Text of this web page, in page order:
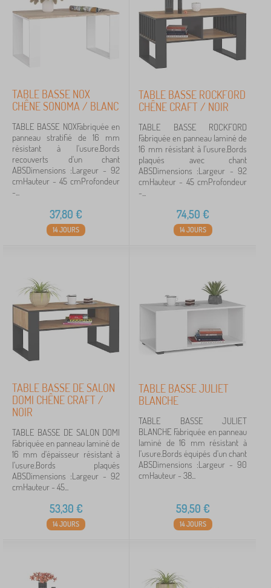
TABLE BASSE NOX
CHÊNE SONOMA / BLANC
TABLE BASSE NOXFabriquée en
panneau stratifié de 16 mm
résistant à l'usure.Bords
recouverts d'un chant
ABSDimensions :Largeur - 92
cmHauteur - 45 cmProfondeur
-...
37,80 €
14 JOURS
TABLE BASSE ROCKFORD
CHÊNE CRAFT / NOIR
TABLE BASSE ROCKFORD
Fabriquée en panneau laminé de
16 mm résistant à l'usure.Bords
plaqués avec chant
ABSDimensions :Largeur - 92
cmHauteur - 45 cmProfondeur
-...
74,50 €
14 JOURS
TABLE BASSE DE SALON
DOMI CHÊNE CRAFT /
NOIR
TABLE BASSE DE SALON DOMI
Fabriquée en panneau laminé de
16 mm d'épaisseur résistant à
l'usure.Bords plaqués
ABSDimensions :Largeur - 92
cmHauteur - 45...
53,30 €
14 JOURS
TABLE BASSE JULIET
BLANCHE
TABLE BASSE JULIET
BLANCHE Fabriquée en panneau
laminé de 16 mm résistant à
l'usure.Bords équipés d'un chant
ABSDimensions :Largeur - 90
cmHauteur - 38...
59,50 €
14 JOURS